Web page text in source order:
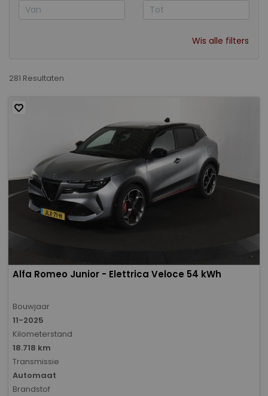
Wis alle filters
281 Resultaten
Alfa Romeo Junior - Elettrica Veloce 54 kWh
Bouwjaar
11-2025
Kilometerstand
18.718 km
Transmissie
Automaat
Brandstof